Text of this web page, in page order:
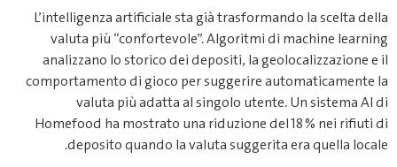
L’intelligenza artificiale sta già trasformando la scelta della
valuta più “confortevole”. Algoritmi di machine learning
analizzano lo storico dei depositi, la geolocalizzazione e il
comportamento di gioco per suggerire automaticamente la
valuta più adatta al singolo utente. Un sistema AI di
Homefood ha mostrato una riduzione del 18 % nei rifiuti di
deposito quando la valuta suggerita era quella locale.